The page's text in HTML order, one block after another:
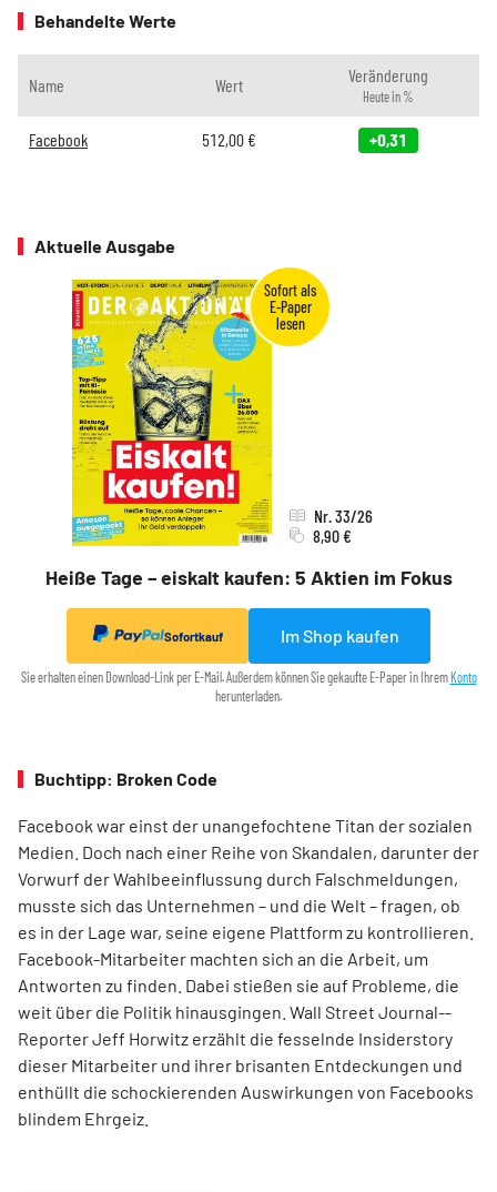
Behandelte Werte
Name Wert Veränderung
Heute in %
Facebook 512,00 € +0,31
Aktuelle Ausgabe
Heiße Tage – eiskalt kaufen: 5 Aktien im Fokus
Nr. 33/26
8,90 €
Sofortkauf Im Shop kaufen
Sie erhalten einen Download-Link per E-Mail. Außerdem können Sie gekaufte E-Paper in Ihrem Konto
herunterladen.
Buchtipp: Broken Code
Facebook war einst der unangefochtene Titan der sozialen
Medien. Doch nach einer Reihe von Skandalen, darunter der
Vorwurf der Wahlbeeinflussung durch Falschmeldungen,
musste sich das Unternehmen – und die Welt – fragen, ob
es in der Lage war, seine eigene Plattform zu kontrollieren.
Facebook-Mitarbeiter machten sich an die Arbeit, um
Antworten zu finden. Dabei stießen sie auf Probleme, die
weit über die Politik hinausgingen. Wall Street Journal-­
Reporter Jeff Horwitz erzählt die fesselnde Insiderstory
dieser Mitarbeiter und ihrer brisanten Entdeckungen und
enthüllt die schockierenden Auswirkungen von Facebooks
blindem Ehrgeiz.